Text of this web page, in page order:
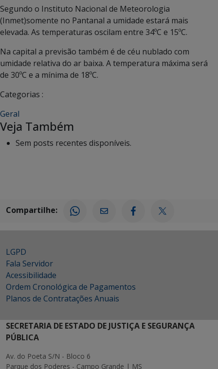
Segundo o Instituto Nacional de Meteorologia
(Inmet)somente no Pantanal a umidade estará mais
elevada. As temperaturas oscilam entre 34ºC e 15ºC.
Na capital a previsão também é de céu nublado com
umidade relativa do ar baixa. A temperatura máxima será
de 30ºC e a mínima de 18ºC.
Categorias :
Geral
Veja Também
Sem posts recentes disponíveis.
Compartilhe:
LGPD
Fala Servidor
Acessibilidade
Ordem Cronológica de Pagamentos
Planos de Contratações Anuais
SECRETARIA DE ESTADO DE JUSTIÇA E SEGURANÇA
PÚBLICA
Av. do Poeta S/N - Bloco 6
Parque dos Poderes - Campo Grande | MS